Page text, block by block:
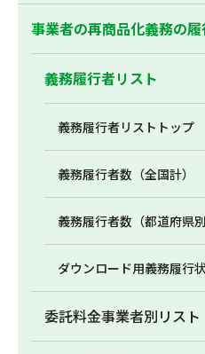
事業者の再商品化義務の
義務履行者リスト
義務履行者リストトップ
義務履行者数（全国計）
義務履行者数（都道府県別
ダウンロード用義務履行
委託料金事業者別リスト